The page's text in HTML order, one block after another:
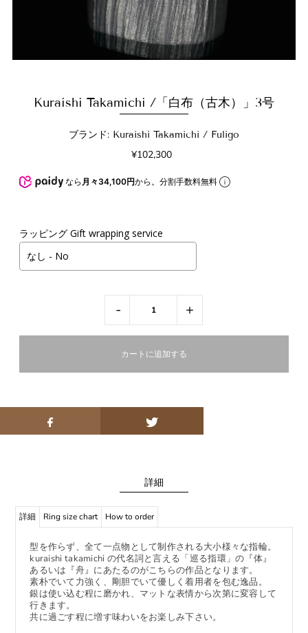
Kuraishi Takamichi /「白布（古木）」3号
ブランド: Kuraishi Takamichi / Fuligo
¥102,300
なら 月々34,100円から。分割手数料無料
ラッピング Gift wrapping service
- +
詳細
詳細 Ring size chart How to order
型を作らず、全て一点物として制作される大小様々な指輪。
kuraishi takamichi の代名詞と言える「巡る指環」の『体』
あるいは『舟』にあたるのがこちらの作品となります。
素朴でいて力強く、剛胆でいて優しく着用者を包む逸品。
銀は使い込む程に磨かれ、マットな表情から次第に変容して
行きます。
共に過ごす程に増す味わいをお楽しみ下さい。